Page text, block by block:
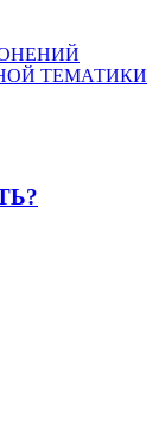
ТЕМАТИКИ